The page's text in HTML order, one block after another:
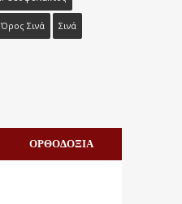
Όρος Σινά Σινά
ΟΡΘΟΔΟΞΙΑ